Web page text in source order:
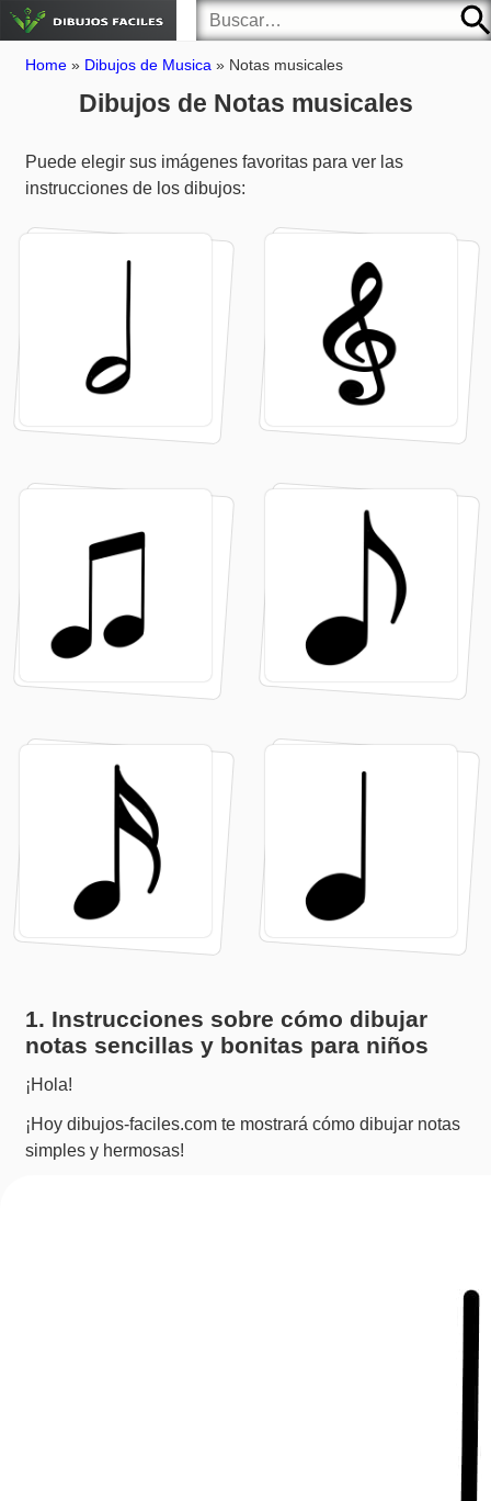
Home » Dibujos de Musica » Notas musicales
Dibujos de Notas musicales
Puede elegir sus imágenes favoritas para ver las
instrucciones de los dibujos:
1. Instrucciones sobre cómo dibujar
notas sencillas y bonitas para niños
¡Hola!
¡Hoy dibujos-faciles.com te mostrará cómo dibujar notas
simples y hermosas!